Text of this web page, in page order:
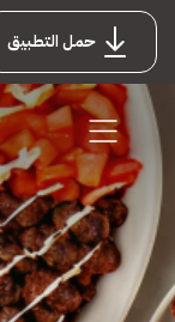
حمل التطبيق